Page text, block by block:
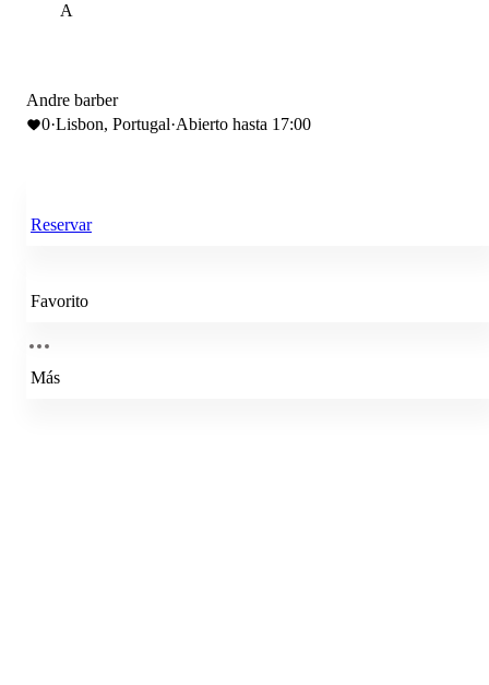
A
Andre barber
0·Lisbon, Portugal·Abierto hasta 17:00
Reservar
Favorito
Más